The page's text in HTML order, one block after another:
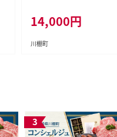
琲・バナナ・抹茶〉【大屋食品
工業】[OAB023] / デザート
豆腐スイーツ 豆腐デザート
14,000円
川棚町